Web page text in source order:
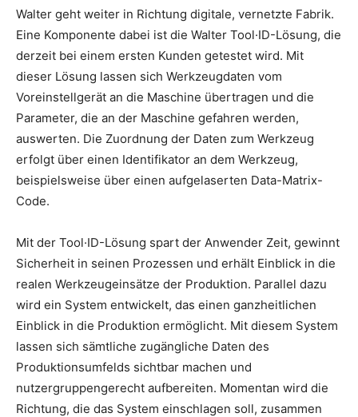
Walter geht weiter in Richtung digitale, vernetzte Fabrik.
Eine Komponente dabei ist die Walter Tool·ID-Lösung, die
derzeit bei einem ersten Kunden getestet wird. Mit
dieser Lösung lassen sich Werkzeugdaten vom
Voreinstellgerät an die Maschine übertragen und die
Parameter, die an der Maschine gefahren werden,
auswerten. Die Zuordnung der Daten zum Werkzeug
erfolgt über einen Identifikator an dem Werkzeug,
beispielsweise über einen aufgelaserten Data-Matrix-
Code.
Mit der Tool·ID-Lösung spart der Anwender Zeit, gewinnt
Sicherheit in seinen Prozessen und erhält Einblick in die
realen Werkzeugeinsätze der Produktion. Parallel dazu
wird ein System entwickelt, das einen ganzheitlichen
Einblick in die Produktion ermöglicht. Mit diesem System
lassen sich sämtliche zugängliche Daten des
Produktionsumfelds sichtbar machen und
nutzergruppengerecht aufbereiten. Momentan wird die
Richtung, die das System einschlagen soll, zusammen